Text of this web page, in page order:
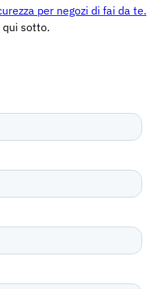
per negozi di fai da te.
qui sotto.